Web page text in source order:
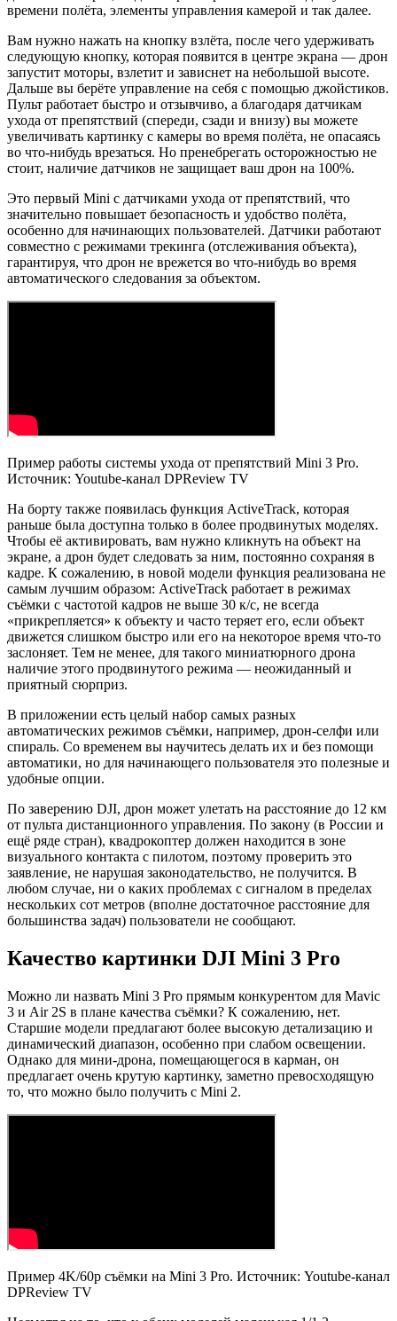
времени полёта, элементы управления камерой и так далее.
Вам нужно нажать на кнопку взлёта, после чего удерживать
следующую кнопку, которая появится в центре экрана — дрон
запустит моторы, взлетит и зависнет на небольшой высоте.
Дальше вы берёте управление на себя с помощью джойстиков.
Пульт работает быстро и отзывчиво, а благодаря датчикам
ухода от препятствий (спереди, сзади и внизу) вы можете
увеличивать картинку с камеры во время полёта, не опасаясь
во что-нибудь врезаться. Но пренебрегать осторожностью не
стоит, наличие датчиков не защищает ваш дрон на 100%.
Это первый Mini с датчиками ухода от препятствий, что
значительно повышает безопасность и удобство полёта,
особенно для начинающих пользователей. Датчики работают
совместно с режимами трекинга (отслеживания объекта),
гарантируя, что дрон не врежется во что-нибудь во время
автоматического следования за объектом.
Пример работы системы ухода от препятствий Mini 3 Pro.
Источник: Youtube-канал DPReview TV
На борту также появилась функция ActiveTrack, которая
раньше была доступна только в более продвинутых моделях.
Чтобы её активировать, вам нужно кликнуть на объект на
экране, а дрон будет следовать за ним, постоянно сохраняя в
кадре. К сожалению, в новой модели функция реализована не
самым лучшим образом: ActiveTrack работает в режимах
съёмки с частотой кадров не выше 30 к/с, не всегда
«прикрепляется» к объекту и часто теряет его, если объект
движется слишком быстро или его на некоторое время что-то
заслоняет. Тем не менее, для такого миниатюрного дрона
наличие этого продвинутого режима — неожиданный и
приятный сюрприз.
В приложении есть целый набор самых разных
автоматических режимов съёмки, например, дрон-селфи или
спираль. Со временем вы научитесь делать их и без помощи
автоматики, но для начинающего пользователя это полезные и
удобные опции.
По заверению DJI, дрон может улетать на расстояние до 12 км
от пульта дистанционного управления. По закону (в России и
ещё ряде стран), квадрокоптер должен находится в зоне
визуального контакта с пилотом, поэтому проверить это
заявление, не нарушая законодательство, не получится. В
любом случае, ни о каких проблемах с сигналом в пределах
нескольких сот метров (вполне достаточное расстояние для
большинства задач) пользователи не сообщают.
Качество картинки DJI Mini 3 Pro
Можно ли назвать Mini 3 Pro прямым конкурентом для Mavic
3 и Air 2S в плане качества съёмки? К сожалению, нет.
Старшие модели предлагают более высокую детализацию и
динамический диапазон, особенно при слабом освещении.
Однако для мини-дрона, помещающегося в карман, он
предлагает очень крутую картинку, заметно превосходящую
то, что можно было получить с Mini 2.
Пример 4K/60p съёмки на Mini 3 Pro. Источник: Youtube-канал
DPReview TV